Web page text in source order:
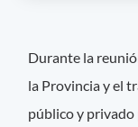
Durante la
la Provincia y el
público y privado